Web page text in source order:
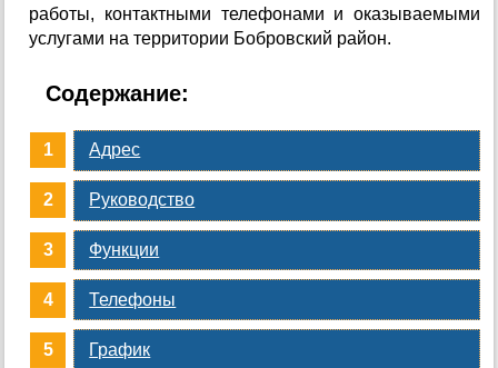
работы, контактными телефонами и оказываемыми
услугами на территории Бобровский район.
Содержание:
Адрес
Руководство
Функции
Телефоны
График